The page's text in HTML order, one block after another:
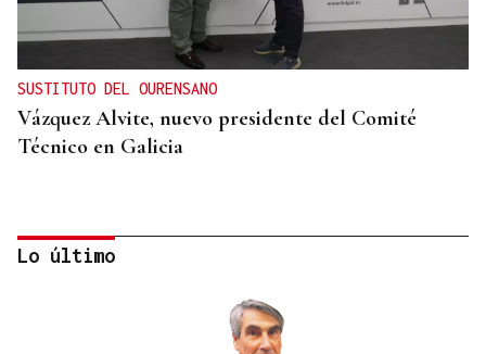
SUSTITUTO DEL OURENSANO
Vázquez Alvite, nuevo presidente del Comité
Técnico en Galicia
Lo último